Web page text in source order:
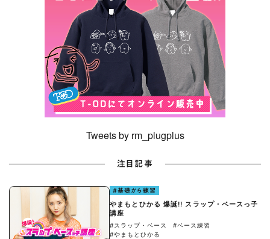
Tweets by rm_plugplus
注目記事
#基礎から練習
やまもとひかる 爆誕!! スラップ・ベースっ子
講座
#スラップ・ベース
#ベース練習
#やまもとひかる